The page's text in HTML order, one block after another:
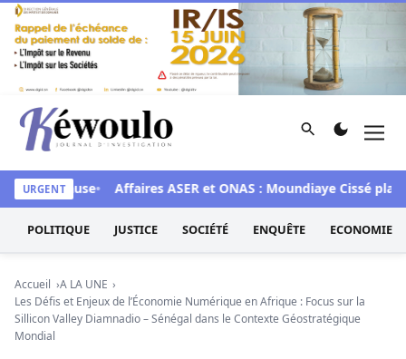
Aller au contenu
Kéwoulo, le premier site d'information et d'investigation
Rechercher
URGENT
en cause Affaires ASER et ONAS : Moundiaye Cissé plaide
POLITIQUE JUSTICE SOCIÉTÉ ENQUÊTE ECONOMIE
Accueil
A LA UNE
Les Défis et Enjeux de l’Économie Numérique en Afrique : Focus sur la
Sillicon Valley Diamnadio – Sénégal dans le Contexte Géostratégique
Mondial